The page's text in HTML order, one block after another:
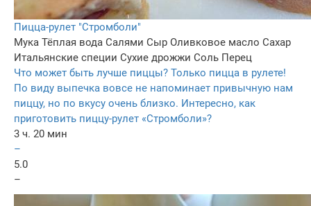
Пицца-рулет "Стромболи"
Мука Тёплая вода Салями Сыр Оливковое масло Сахар
Итальянские специи Сухие дрожжи Соль Перец
Что может быть лучше пиццы? Только пицца в рулете!
По виду выпечка вовсе не напоминает привычную нам
пиццу, но по вкусу очень близко. Интересно, как
приготовить пиццу-рулет «Стромболи»?
3 ч. 20 мин
–
5.0
–